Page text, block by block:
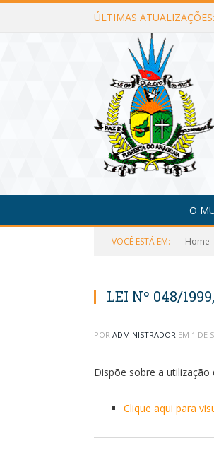
ÚLTIMAS ATUALIZAÇÕES:
O
VOCÊ ESTÁ EM: Home
LEI Nº 048/
POR ADMINISTRADOR EM 1 DE
Dispõe sobre a utilização
Clique aqui para